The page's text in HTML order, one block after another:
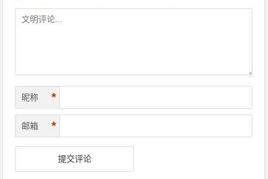
昵称 *
邮箱 *